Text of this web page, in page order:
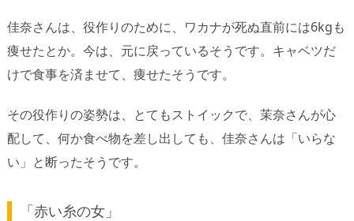
佳奈さんは、役作りのために、ワカナが死ぬ直前には6kgも
痩せたとか。今は、元に戻っているそうです。キャベツだ
けで食事を済ませて、痩せたそうです。
その役作りの姿勢は、とてもストイックで、茉奈さんが心
配して、何か食べ物を差し出しても、佳奈さんは「いらな
い」と断ったそうです。
「赤い糸の女」